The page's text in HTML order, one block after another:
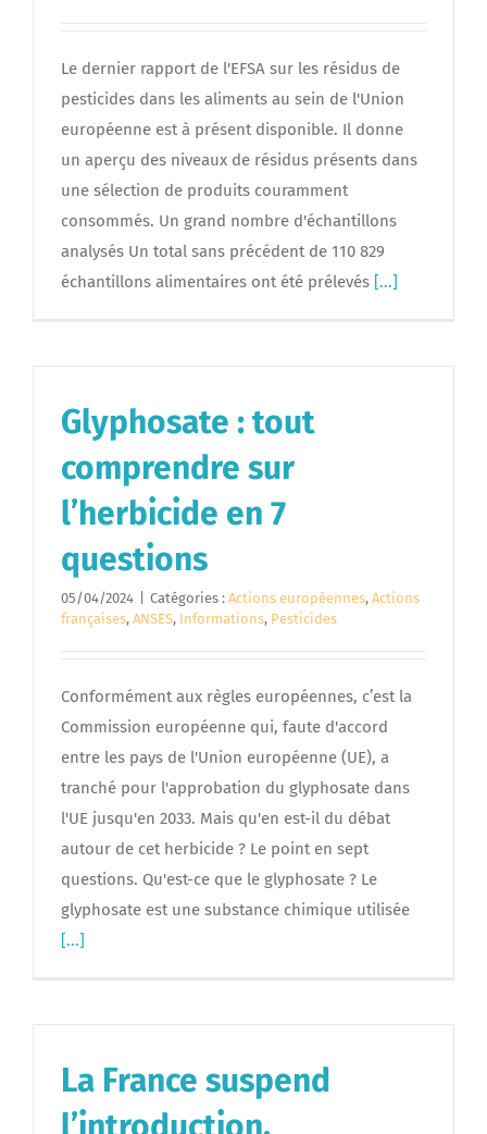
Le dernier rapport de l'EFSA sur les résidus de
pesticides dans les aliments au sein de l'Union
européenne est à présent disponible. Il donne
un aperçu des niveaux de résidus présents dans
une sélection de produits couramment
consommés. Un grand nombre d'échantillons
analysés Un total sans précédent de 110 829
échantillons alimentaires ont été prélevés [...]
Glyphosate : tout
comprendre sur
l’herbicide en 7
questions
05/04/2024 Catégories : Actions européennes, Actions
françaises, ANSES, Informations, Pesticides
Conformément aux règles européennes, c’est la
Commission européenne qui, faute d'accord
entre les pays de l'Union européenne (UE), a
tranché pour l'approbation du glyphosate dans
l'UE jusqu'en 2033. Mais qu'en est-il du débat
autour de cet herbicide ? Le point en sept
questions. Qu'est-ce que le glyphosate ? Le
glyphosate est une substance chimique utilisée
[...]
La France suspend